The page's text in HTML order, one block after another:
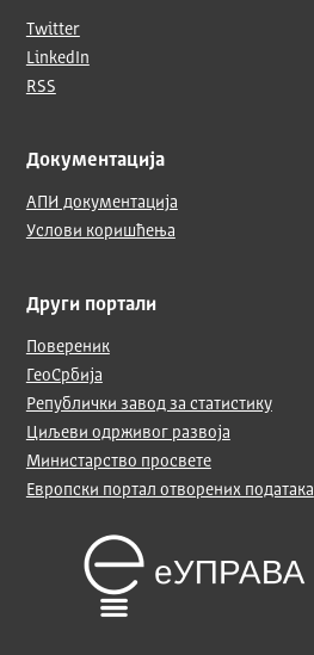
Twitter
LinkedIn
RSS
Документација
АПИ документација
Услови коришћења
Други портали
Повереник
ГеоСрбија
Републички завод за статистику
Циљеви одрживог развоја
Министарство просвете
Европски портал отворених података